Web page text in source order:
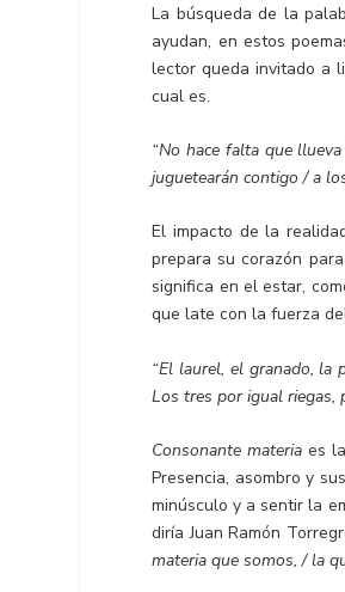
La búsqueda de la
ayudan, en estos
lector queda invitado a
cual es.
“No hace falta que
juguetearán contigo / a
El impacto de la
prepara su corazón
significa en el estar,
que late con la fuerza
“El laurel, el granado, la
Los tres por igual riegas,
Consonante materia es
Presencia, asombro y
minúsculo y a sentir la
diría Juan Ramón
materia que somos, / la